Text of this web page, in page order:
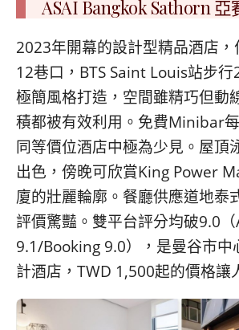
ASAI Bangkok Sathorn
2023年開幕的設計型精品酒店，
12巷口，BTS Saint Louis站步
極簡風格打造，空間雖精巧但動
積都被有效利用。免費Minibar
同等價位酒店中極為少見。屋頂
出色，傍晚可欣賞King Power
廈的壯麗輪廓。餐廳供應道地泰
評價驚豔。雙平台評分均破9.0
9.1/Booking 9.0），是曼谷市中
計酒店，TWD 1,500起的價格讓